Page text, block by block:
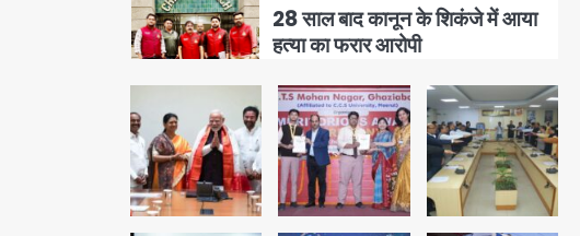
5
28 साल बाद कानून के शिकंजे में आया
हत्या का फरार आरोपी
Thailand school
shooting: थाईलैंड में स्कूल में
गोलीबारी, छात्र ने खोली फायर, दो की